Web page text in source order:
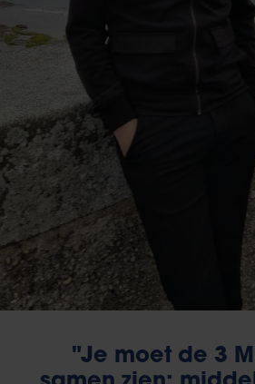
"Je moet de 3